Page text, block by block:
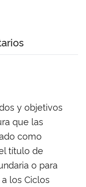
y objetivos
que las
como
título de
o para
los Ciclos